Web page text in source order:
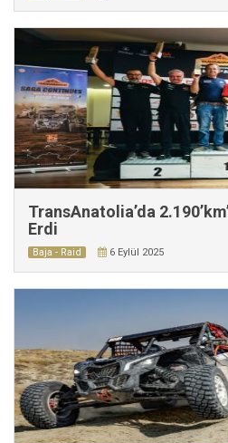
TransAnatolia’da
Erdi
Baja - Raid 6 Eylül 2025